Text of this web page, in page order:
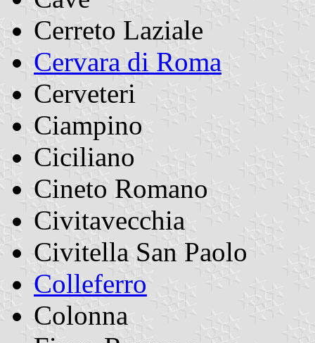
Cerreto Laziale
Cervara di Roma
Cerveteri
Ciampino
Ciciliano
Cineto Romano
Civitavecchia
Civitella San Paolo
Colleferro
Colonna